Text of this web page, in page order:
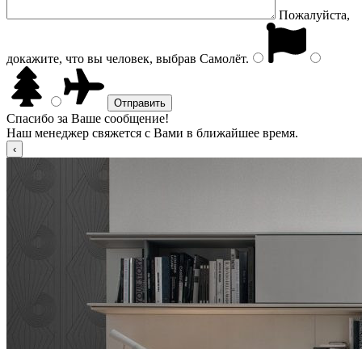
Пожалуйста,
докажите, что вы человек, выбрав Самолёт.
Спасибо за Ваше сообщение!
Наш менеджер свяжется с Вами в ближайшее время.